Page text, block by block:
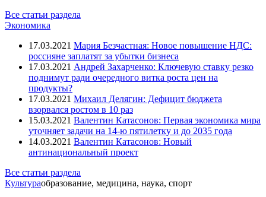
Все статьи раздела
Экономика
17.03.2021 Мария Безчастная: Новое повышение НДС:
россияне заплатят за убытки бизнеса
17.03.2021 Андрей Захарченко: Ключевую ставку резко
поднимут ради очередного витка роста цен на
продукты?
17.03.2021 Михаил Делягин: Дефицит бюджета
взорвался ростом в 10 раз
15.03.2021 Валентин Катасонов: Первая экономика мира
уточняет задачи на 14-ю пятилетку и до 2035 года
14.03.2021 Валентин Катасонов: Новый
антинациональный проект
Все статьи раздела
Культураобразование, медицина, наука, спорт